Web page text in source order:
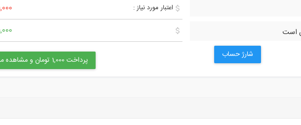
است
شارژ حساب
اعتبار مورد نیاز :
1,000
1,000
پرداخت 1,000 تومان و مشاهده محتوا